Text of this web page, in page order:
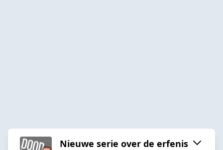
Nieuwe serie over de erfenis